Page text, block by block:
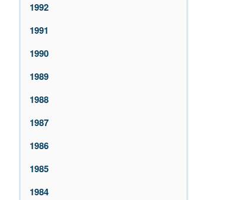
1992
1991
1990
1989
1988
1987
1986
1985
1984